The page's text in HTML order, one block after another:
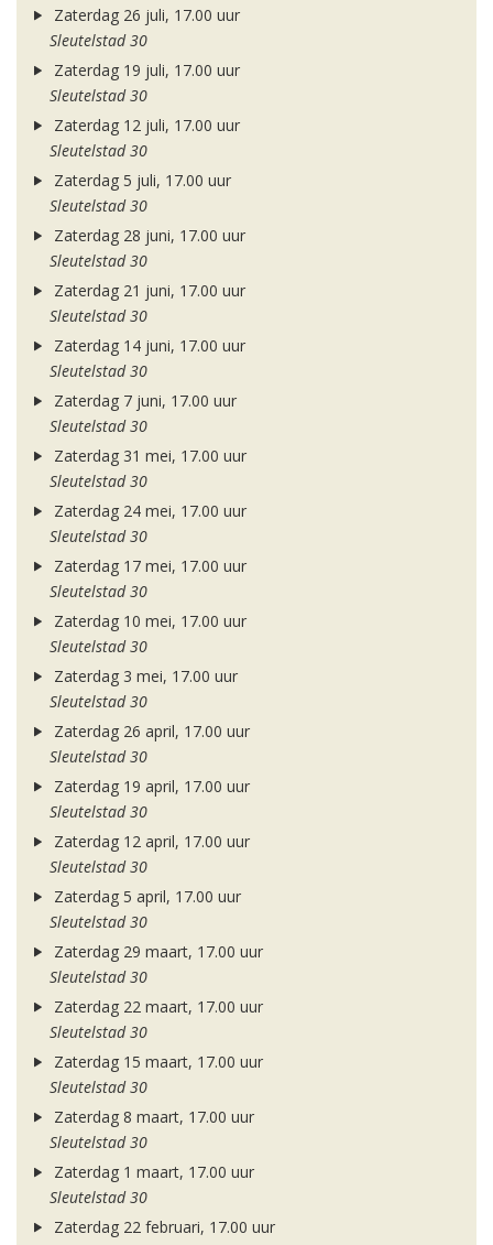
Zaterdag 26 juli, 17.00 uur
Sleutelstad 30
Zaterdag 19 juli, 17.00 uur
Sleutelstad 30
Zaterdag 12 juli, 17.00 uur
Sleutelstad 30
Zaterdag 5 juli, 17.00 uur
Sleutelstad 30
Zaterdag 28 juni, 17.00 uur
Sleutelstad 30
Zaterdag 21 juni, 17.00 uur
Sleutelstad 30
Zaterdag 14 juni, 17.00 uur
Sleutelstad 30
Zaterdag 7 juni, 17.00 uur
Sleutelstad 30
Zaterdag 31 mei, 17.00 uur
Sleutelstad 30
Zaterdag 24 mei, 17.00 uur
Sleutelstad 30
Zaterdag 17 mei, 17.00 uur
Sleutelstad 30
Zaterdag 10 mei, 17.00 uur
Sleutelstad 30
Zaterdag 3 mei, 17.00 uur
Sleutelstad 30
Zaterdag 26 april, 17.00 uur
Sleutelstad 30
Zaterdag 19 april, 17.00 uur
Sleutelstad 30
Zaterdag 12 april, 17.00 uur
Sleutelstad 30
Zaterdag 5 april, 17.00 uur
Sleutelstad 30
Zaterdag 29 maart, 17.00 uur
Sleutelstad 30
Zaterdag 22 maart, 17.00 uur
Sleutelstad 30
Zaterdag 15 maart, 17.00 uur
Sleutelstad 30
Zaterdag 8 maart, 17.00 uur
Sleutelstad 30
Zaterdag 1 maart, 17.00 uur
Sleutelstad 30
Zaterdag 22 februari, 17.00 uur